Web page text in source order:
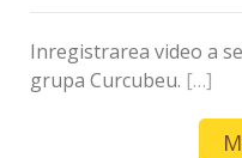
Inregistrarea video a
grupa Curcubeu. […]